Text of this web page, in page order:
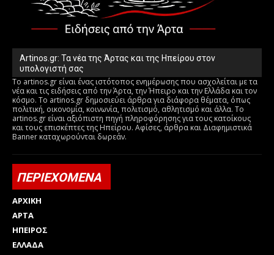
Artinos.gr: Τα νέα της Άρτας και της Ηπείρου στον
υπολογιστή σας
Το artinos.gr είναι ένας ιστότοπος ενημέρωσης που ασχολείται με τα
νέα και τις ειδήσεις από την Άρτα, την Ήπειρο και την Ελλάδα και τον
κόσμο. Το artinos.gr δημοσιεύει άρθρα για διάφορα θέματα, όπως
πολιτική, οικονομία, κοινωνία, πολιτισμό, αθλητισμό και άλλα. Το
artinos.gr είναι αξιόπιστη πηγή πληροφόρησης για τους κατοίκους
και τους επισκέπτες της Ηπείρου. Αφίσες, άρθρα και Διαφημιστικά
Banner καταχωρούνται δωρεάν.
ΠΕΡΙΕΧΟΜΕΝΑ
ΑΡΧΙΚΗ
ΑΡΤΑ
ΗΠΕΙΡΟΣ
ΕΛΛΑΔΑ